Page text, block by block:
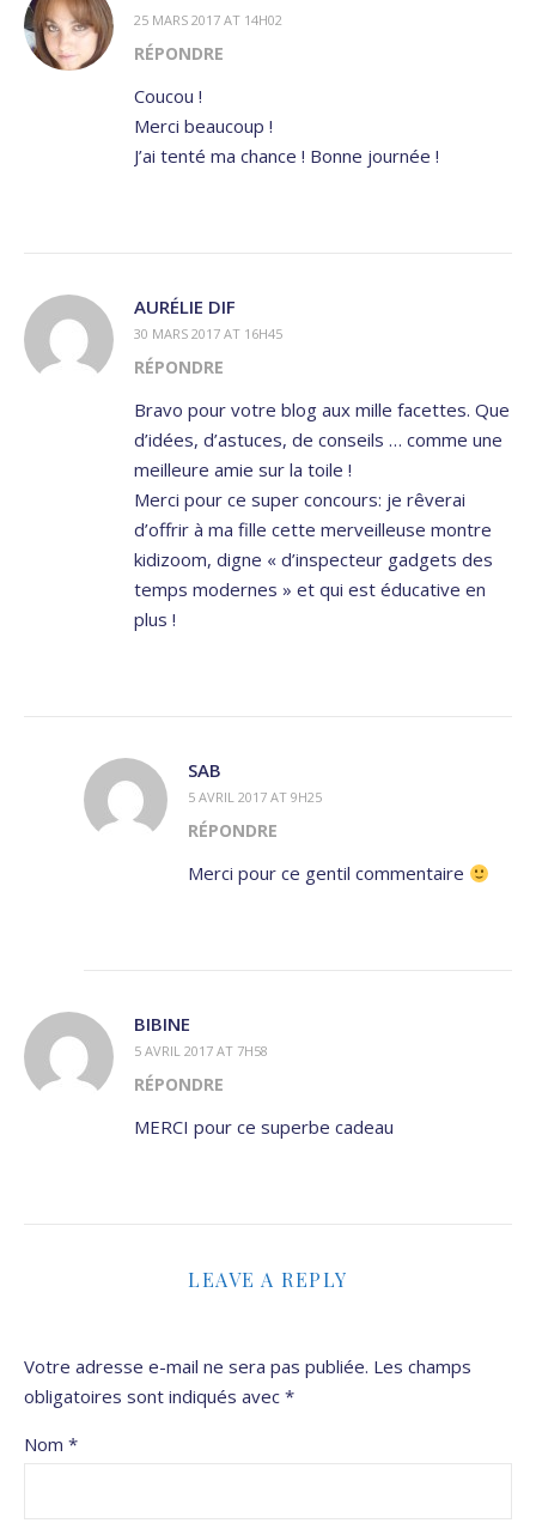
25 MARS 2017 AT 14H02
RÉPONDRE
Coucou !
Merci beaucoup !
J’ai tenté ma chance ! Bonne journée !
AURÉLIE DIF
30 MARS 2017 AT 16H45
RÉPONDRE
Bravo pour votre blog aux mille facettes. Que
d’idées, d’astuces, de conseils … comme une
meilleure amie sur la toile !
Merci pour ce super concours: je rêverai
d’offrir à ma fille cette merveilleuse montre
kidizoom, digne « d’inspecteur gadgets des
temps modernes » et qui est éducative en
plus !
SAB
5 AVRIL 2017 AT 9H25
RÉPONDRE
Merci pour ce gentil commentaire
BIBINE
5 AVRIL 2017 AT 7H58
RÉPONDRE
MERCI pour ce superbe cadeau
LEAVE A REPLY
Votre adresse e-mail ne sera pas publiée. Les champs
obligatoires sont indiqués avec *
Nom *